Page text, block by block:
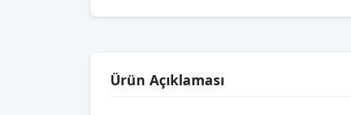
Ürün Açıklaması